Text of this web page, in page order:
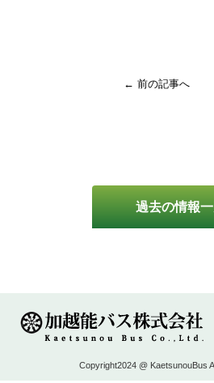
過去の情報
← 前の記事へ
Copyright2024 @ KaetsunouBus